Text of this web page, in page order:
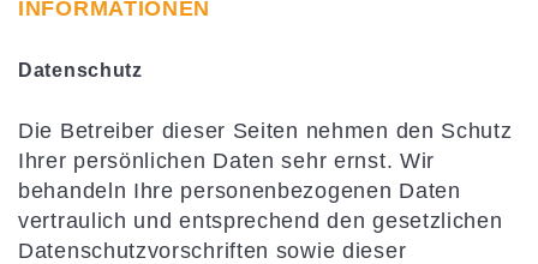
INFORMATIONEN
Datenschutz
Die Betreiber dieser Seiten nehmen den Schutz
Ihrer persönlichen Daten sehr ernst. Wir
behandeln Ihre personenbezogenen Daten
vertraulich und entsprechend den gesetzlichen
Datenschutzvorschriften sowie dieser